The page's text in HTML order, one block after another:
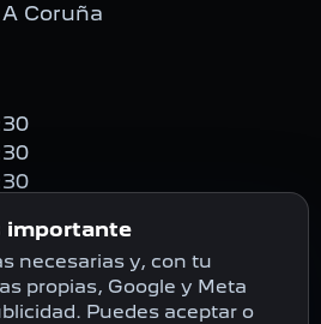
Coruña
importante
necesarias y, con tu
propias, Google y Meta
Puedes aceptar o